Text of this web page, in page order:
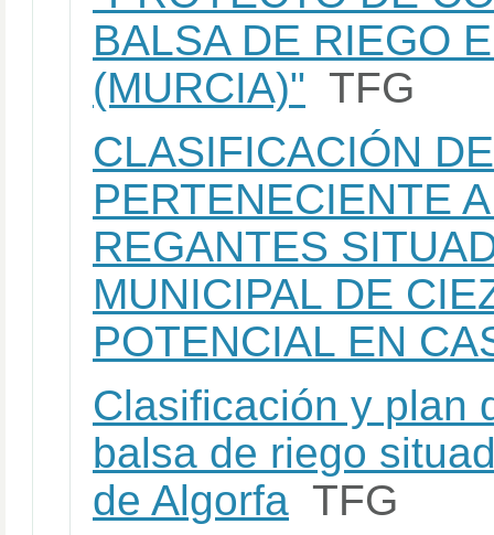
BALSA DE RIEGO
(MURCIA)" TFG
CLASIFICACIÓN
PERTENECIENTE
REGANTES
MUNICIPAL DE
POTENCIAL EN
Clasificación y plan
balsa de riego
de Algorfa TFG